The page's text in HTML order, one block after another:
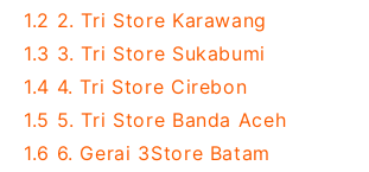
1.2 2. Tri Store Karawang
1.3 3. Tri Store Sukabumi
1.4 4. Tri Store Cirebon
1.5 5. Tri Store Banda Aceh
1.6 6. Gerai 3Store Batam